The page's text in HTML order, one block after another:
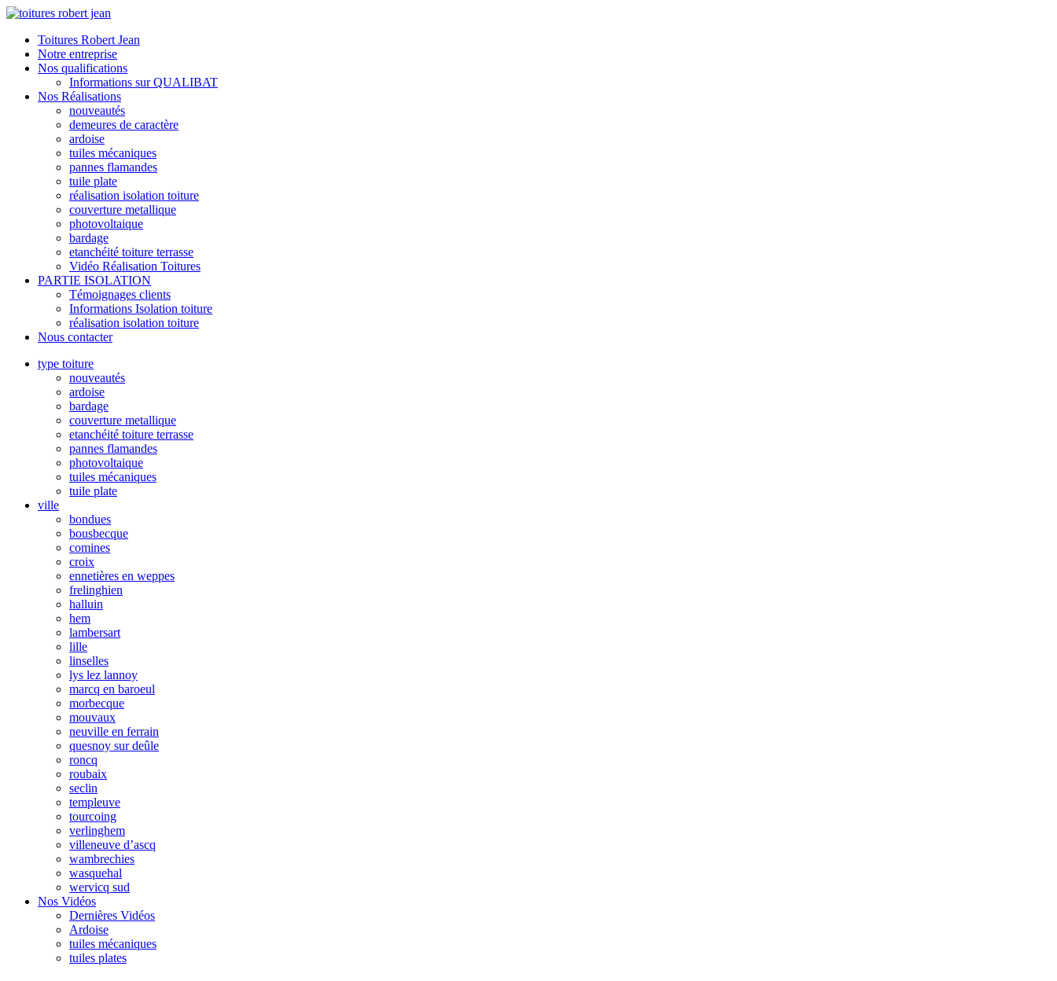
Toitures Robert Jean
Notre entreprise
Nos qualifications
Informations sur QUALIBAT
Nos Réalisations
nouveautés
demeures de caractère
ardoise
tuiles mécaniques
pannes flamandes
tuile plate
réalisation isolation toiture
couverture metallique
photovoltaique
bardage
etanchéité toiture terrasse
Vidéo Réalisation Toitures
PARTIE ISOLATION
Témoignages clients
Informations Isolation toiture
réalisation isolation toiture
Nous contacter
type toiture
nouveautés
ardoise
bardage
couverture metallique
etanchéité toiture terrasse
pannes flamandes
photovoltaique
tuiles mécaniques
tuile plate
ville
bondues
bousbecque
comines
croix
ennetières en weppes
frelinghien
halluin
hem
lambersart
lille
linselles
lys lez lannoy
marcq en baroeul
morbecque
mouvaux
neuville en ferrain
quesnoy sur deûle
roncq
roubaix
seclin
templeuve
tourcoing
verlinghem
villeneuve d’ascq
wambrechies
wasquehal
wervicq sud
Nos Vidéos
Dernières Vidéos
Ardoise
tuiles mécaniques
tuiles plates